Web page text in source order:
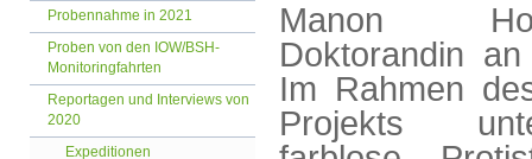
Manon
Doktorandin
Im Rahmen
Projekts
Probennahme in 2021
Proben von den IOW/BSH-
Monitoringfahrten
Reportagen und Interviews von
2020
Expeditionen